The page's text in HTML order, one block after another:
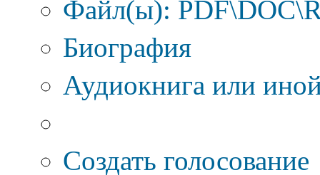
Файл(ы):
Биография
Аудиокнига или
Создать голосование